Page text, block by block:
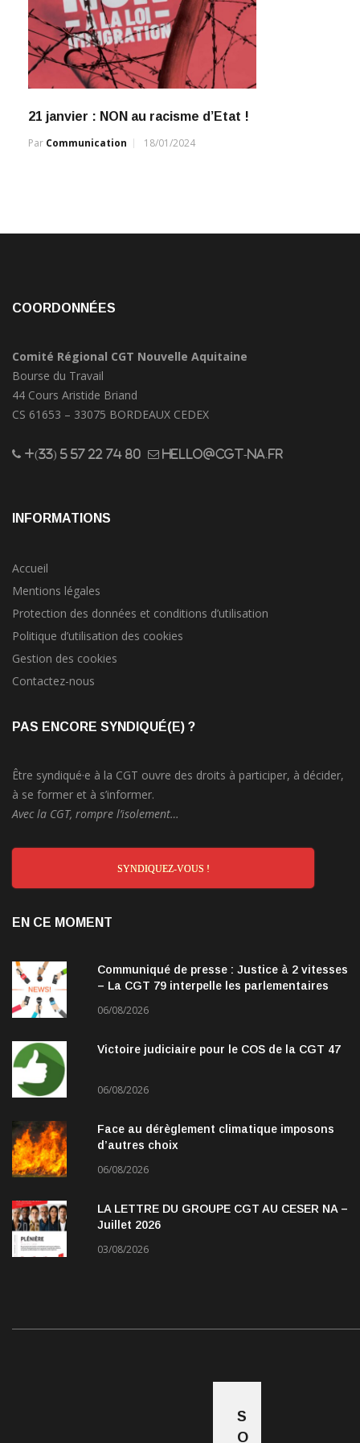
21 janvier : NON au racisme d’Etat !
Par Communication 18/01/2024
COORDONNÉES
Comité Régional CGT Nouvelle Aquitaine
Bourse du Travail
44 Cours Aristide Briand
CS 61653 – 33075 BORDEAUX CEDEX
+(33) 5 57 22 74 80 hello@cgt-na.fr
INFORMATIONS
Accueil
Mentions légales
Protection des données et conditions d’utilisation
Politique d’utilisation des cookies
Gestion des cookies
Contactez-nous
PAS ENCORE SYNDIQUÉ(E) ?
Être syndiqué·e à la CGT ouvre des droits à participer, à décider,
à se former et à s’informer.
Avec la CGT, rompre l’isolement…
SYNDIQUEZ-VOUS !
EN CE MOMENT
Communiqué de presse : Justice à 2 vitesses
– La CGT 79 interpelle les parlementaires
06/08/2026
Victoire judiciaire pour le COS de la CGT 47
06/08/2026
Face au dérèglement climatique imposons
d’autres choix
06/08/2026
LA LETTRE DU GROUPE CGT AU CESER NA –
Juillet 2026
03/08/2026
S
O